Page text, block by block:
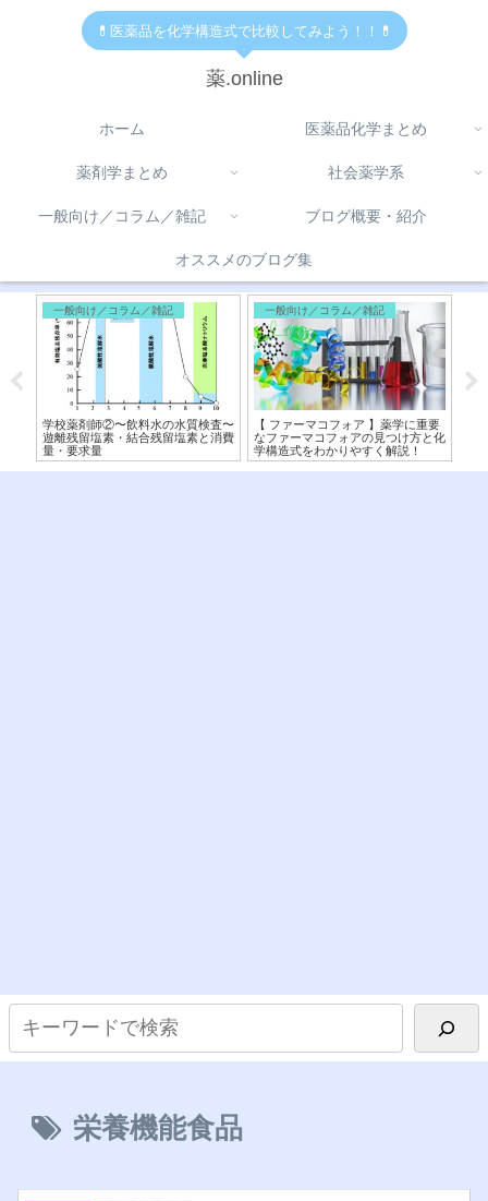
💊医薬品を化学構造式で比較してみよう！！💊
薬.online
ホーム 医薬品化学まとめ
薬剤学まとめ 社会薬学系
一般向け／コラム／雑記 ブログ概要・紹介
オススメのブログ集
一般向け／コラム／雑記
学校薬剤師②〜飲料水の水質検査〜
遊離残留塩素・結合残留塩素と消費
量・要求量
一般向け／コラム／雑記
【 ファーマコフォア 】薬学に重要
なファーマコフォアの見つけ方と化
学構造式をわかりやすく解説！
栄養機能食品